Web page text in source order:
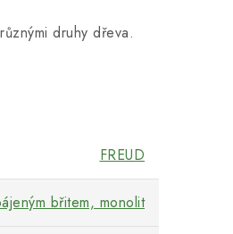
druhy dřeva.
FREUD
břitem, monolit